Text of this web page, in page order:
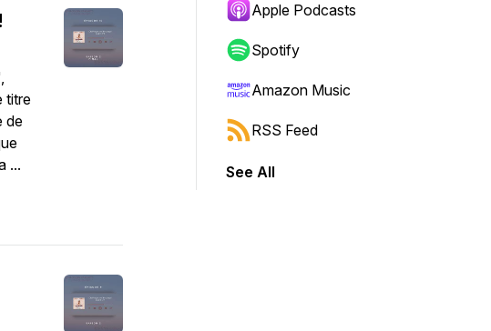
titre
de
...
Apple Podcasts
Spotify
Amazon Music
RSS Feed
See All